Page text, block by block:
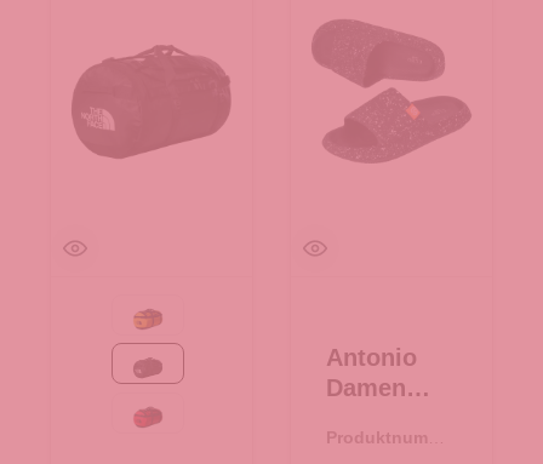
Summit Gold-TNF Black
TNF Black
TNF Red-TNF Black
Antonio
Damen
"Clou"
Produktnumme